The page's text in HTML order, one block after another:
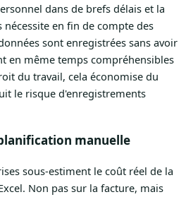
dans de brefs délais et la
en fin de compte des
sont enregistrées sans avoir
en même temps compréhensibles
du travail, cela économise du
le risque d'enregistrements
manuelle
sous-estiment le coût réel de la
Non pas sur la facture, mais